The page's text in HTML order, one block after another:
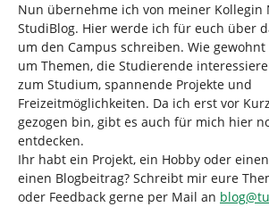
Nun übernehme ich von meiner Kollegin
StudiBlog. Hier werde ich für euch über
um den Campus schreiben. Wie
um Themen, die Studierende
zum Studium, spannende Projekte und
Freizeitmöglichkeiten. Da ich erst vor
gezogen bin, gibt es auch für mich hier
entdecken.
Ihr habt ein Projekt, ein Hobby oder
einen Blogbeitrag? Schreibt mir eure
oder Feedback gerne per Mail an blog@